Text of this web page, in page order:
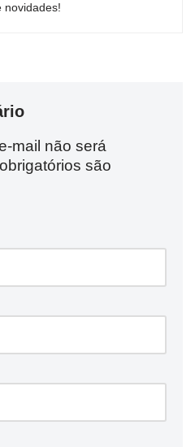
novidades!
mail não será
são